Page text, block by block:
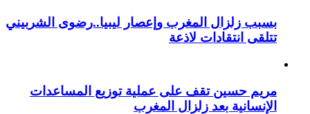
بسبب زلزال المغرب وإعصار ليبيا..رضوى الشربيني
تتلقى انتقادات لاذعة
مريم حسين تقف على عملية توزيع المساعدات
الإنسانية بعد زلزال المغرب